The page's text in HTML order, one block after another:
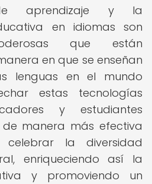
aprendizaje y la
en idiomas son
que están
en que se enseñan
lenguas en el mundo
estas tecnologías
y estudiantes
manera más efectiva
la diversidad
enriqueciendo así la
y promoviendo un